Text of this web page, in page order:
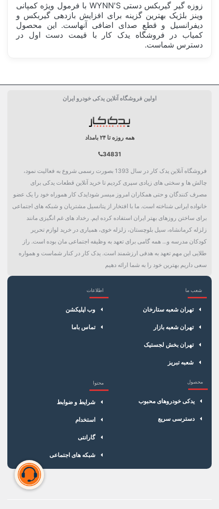
زوزه گیر گیربکس دستی WYNN'S با فرمول ویژه کمپانی
وینز بلژیک بهترین گزینه برای افزایش بازدهی گیربکس و
دیفرانسیل و قطع صدای اضافی آنهاست. این محصول
کمیاب در فروشگاه یدک کار با قیمت دست اول در
دسترس شماست.
325 میل
شوینده و جرم گیر
اولین فروشگاه آنلاین یدکی خودرو ایران
همه روزه تا ۲۴ بامداد
34831
فروشگاه آنلاین یدک کار در سال 1393 بصورت رسمی شروع به فعالیت نمود،
چالش ها و سختی های زیادی سپری کردیم تا خرید آنلاین قطعات یدکی برای
مصرف کنندگان و حتی همکاران امروز میسر شود!یدک کار هموراه خود را یک عضو
خانواده ایرانی شناخته است. ما با افتخار از پتانسیل مشتریان و شبکه های اجتماعی
برای ساختن روزهای بهتر ایران استفاده کرده ایم. رخداد های غم انگیزی مانند
زلزله کرمانشاه، سیل بلوچستان، زلزله خوی، همیاری در خرید لوازم تحریر
کودکان مدرسه و... همه گامی برای تعهد به وظیفه اجتماعی مان بوده است. راز
طلایی این مهم تعهد به هدفی ارزشمند است. یدک کار در کنار شماست و همواره
سعی داریم بهترین خود را به شما ارائه دهیم
شعب ما
تهران شعبه ستارخان
تهران شعبه بازار
تهران بخش لجستیک
شعبه تبریز
اطلاعات
وب اپلیکشن
تماس باما
محصول
یدکی خودروهای محبوب
دسترسی سریع
محتوا
شرایط و ضوابط
استخدام
گارانتی
شبکه های اجتماعی
×